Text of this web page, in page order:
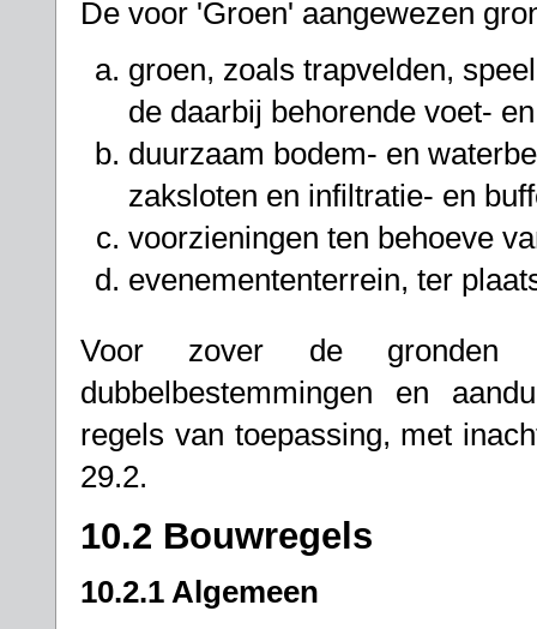
De voor 'Groen' aangewezen
groen, zoals trapvelden,
de daarbij behorende voet-
duurzaam bodem- en
zaksloten en infiltratie- en
voorzieningen ten behoeve
evenemententerrein, ter
Voor zover de gronden
dubbelbestemmingen en
regels van toepassing, met
29.2.
10.2 Bouwregels
10.2.1 Algemeen